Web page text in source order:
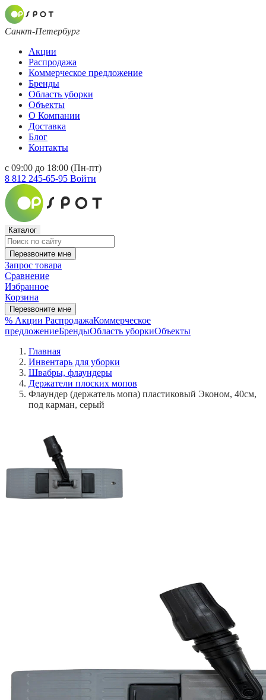
Санкт-Петербург
Акции
Распродажа
Коммерческое предложение
Бренды
Область уборки
Объекты
О Компании
Доставка
Блог
Контакты
с 09:00 до 18:00 (Пн-пт)
8 812 245-65-95 Войти
Каталог
Перезвоните мне
Запрос товара
Сравнение
Избранное
Корзина
Перезвоните мне
% Акции РаспродажаКоммерческое
предложениеБрендыОбласть уборкиОбъекты
Главная
Инвентарь для уборки
Швабры, флаундеры
Держатели плоских мопов
Флаундер (держатель мопа) пластиковый Эконом, 40см,
под карман, серый